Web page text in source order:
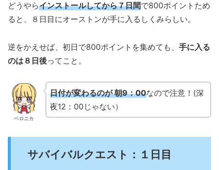
どうやらインストールしてから７日間で800ポイントため
ると、８日目にオーストンが手に入るしくみらしい。
逆をかえせば、初日で800ポイントを集めても、 手に入る
のは８日後ってこと。
ベロニカ
日付が変わるのが 朝9：00なので注意！(深
夜12：00じゃない）
サバイバルクエスト：１日目